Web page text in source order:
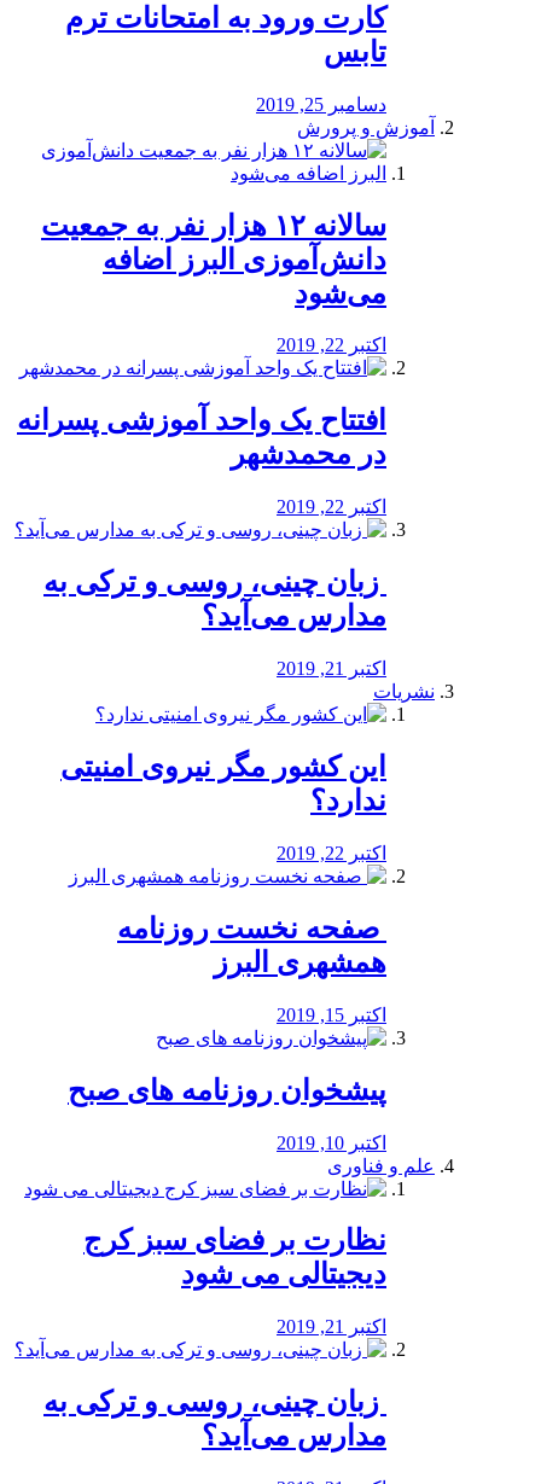
کارت ورود به امتحانات ترم
تابس
دسامبر 25, 2019
آموزش و پرورش
️سالانه ۱۲ هزار نفر به جمعیت
دانش‌آموزی البرز اضافه
می‌شود
اکتبر 22, 2019
افتتاح یک واحد آموزشی پسرانه
در محمدشهر
اکتبر 22, 2019
️ زبان چینی، روسی و ترکی به
مدارس می‌آید؟
اکتبر 21, 2019
نشریات
این کشور مگر نیروی امنیتی
ندارد؟
اکتبر 22, 2019
️ صفحه نخست روزنامه‌
همشهری البرز
اکتبر 15, 2019
پیشخوان روزنامه های صبح
اکتبر 10, 2019
علم و فناوری
نظارت بر فضای سبز کرج
دیجیتالی می شود
اکتبر 21, 2019
️ زبان چینی، روسی و ترکی به
مدارس می‌آید؟